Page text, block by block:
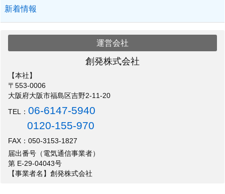
新着情報
運営会社
創発株式会社
【本社】
〒553-0006
大阪府大阪市福島区吉野2-11-20
TEL：06-6147-5940
0120-155-970
FAX：050-3153-1827
届出番号（電気通信事業者）
第 E-29-04043号
【事業者名】創発株式会社